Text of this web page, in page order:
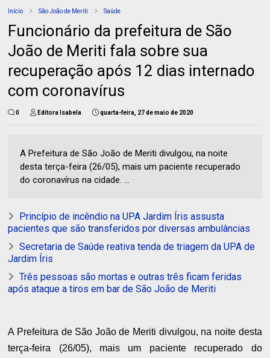
Início São João de Meriti Saúde
Funcionário da prefeitura de São
João de Meriti fala sobre sua
recuperação após 12 dias internado
com coronavírus
0 Editora Isabela quarta-feira, 27 de maio de 2020
A Prefeitura de São João de Meriti divulgou, na noite
desta terça-feira (26/05), mais um paciente recuperado
do coronavírus na cidade. ...
Princípio de incêndio na UPA Jardim Íris assusta
pacientes que são transferidos por diversas ambulâncias
Secretaria de Saúde reativa tenda de triagem da UPA de
Jardim Íris
Três pessoas são mortas e outras três ficam feridas
após ataque a tiros em bar de São João de Meriti
A Prefeitura de São João de Meriti divulgou, na noite desta
terça-feira (26/05), mais um paciente recuperado do